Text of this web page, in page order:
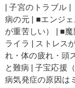
|子宮のトラブル
病の元
■エンジ
が重苦しい）
■魔
ライラ
ストレス
れ・体の疲れ・頭
と難病 |子宝応援
病気発症の原因は